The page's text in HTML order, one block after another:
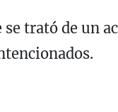
trató de un